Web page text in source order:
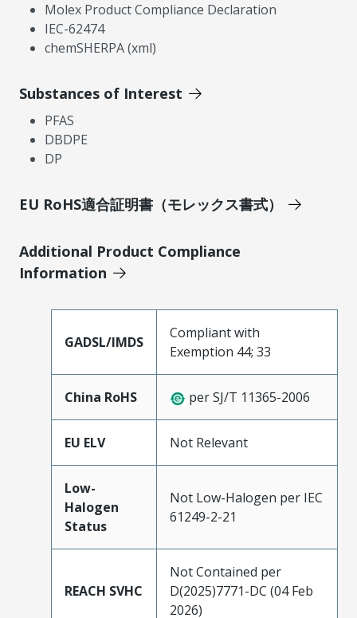
Molex Product Compliance Declaration
IEC-62474
chemSHERPA (xml)
Substances of Interest
PFAS
DBDPE
DP
EU RoHS適合証明書（モレックス書式）
Additional Product Compliance
Information
GADSL/IMDS
Compliant with
Exemption 44; 33
China RoHS per SJ/T 11365-2006
EU ELV Not Relevant
Low-
Halogen
Status
Not Low-Halogen per IEC
61249-2-21
REACH SVHC
Not Contained per
D(2025)7771-DC (04 Feb
2026)